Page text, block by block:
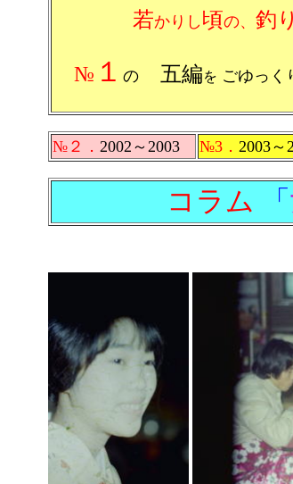
若かりし 頃の、 釣り
№ １ の 五編を ごゆっく
№２． 2002～2003 №3． 2003～
コラム 「